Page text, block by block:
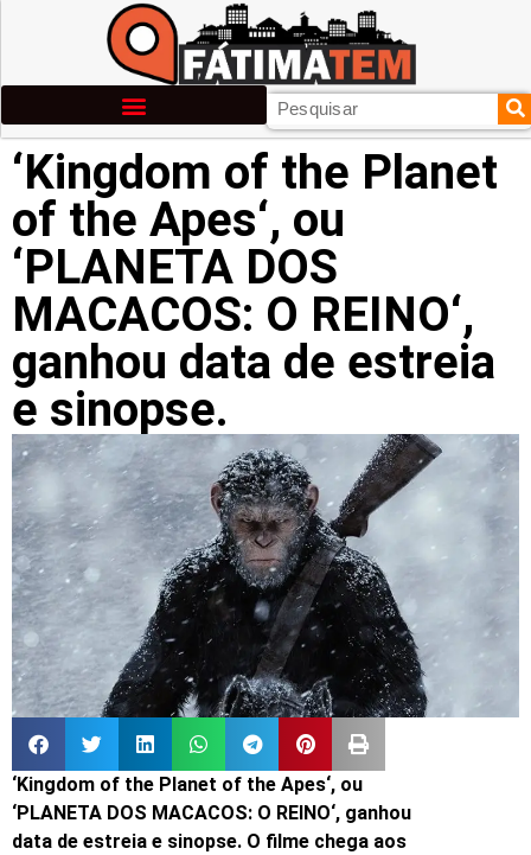
‘Kingdom of the Planet
of the Apes‘, ou
‘PLANETA DOS
MACACOS: O REINO‘,
ganhou data de estreia
e sinopse.
‘Kingdom of the Planet of the Apes‘, ou
‘PLANETA DOS MACACOS: O REINO‘, ganhou
data de estreia e sinopse. O filme chega aos